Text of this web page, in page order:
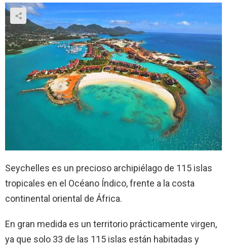
Seychelles es un precioso archipiélago de 115 islas
tropicales en el Océano Índico, frente a la costa
continental oriental de África.
En gran medida es un territorio prácticamente virgen,
ya que solo 33 de las 115 islas están habitadas y